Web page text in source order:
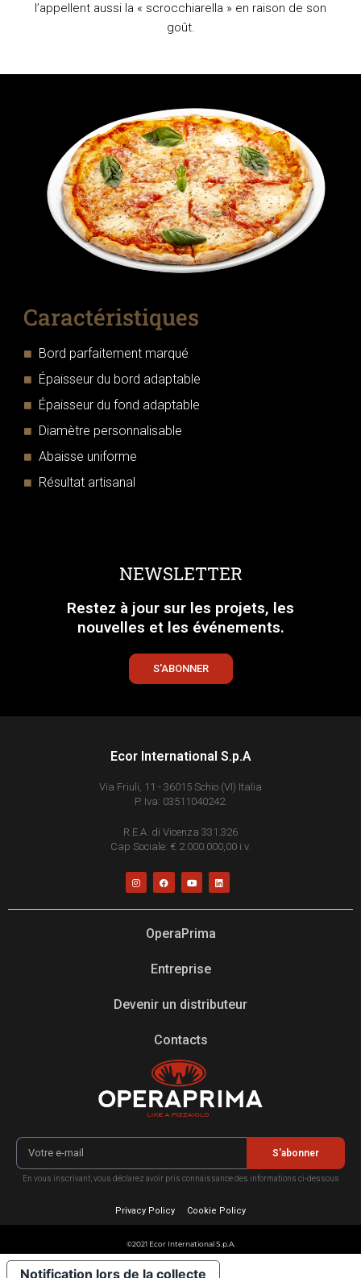
l’appellent aussi la « scrocchiarella » en raison de son
goût.
Caractéristiques
Bord parfaitement marqué
Épaisseur du bord adaptable
Épaisseur du fond adaptable
Diamètre personnalisable
Abaisse uniforme
Résultat artisanal
NEWSLETTER
Restez à jour sur les projets, les
nouvelles et les événements.
S'ABONNER
Ecor International S.p.A
Via Friuli, 11 - 36015 Schio (VI) Italia
P. Iva: 03511040242.
R.E.A. di Vicenza 331.326
Cap Sociale: € 2.000.000,00 i.v.
OperaPrima
Entreprise
Devenir un distributeur
Contacts
S'abonner
En vous inscrivant, vous déclarez avoir pris connaissance des informations ci-dessous
Privacy Policy Cookie Policy
©2021 Ecor International S.p.A.
Notification lors de la collecte